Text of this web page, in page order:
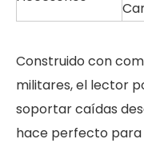
Construido con
militares, el lector
soportar caídas
hace perfecto para